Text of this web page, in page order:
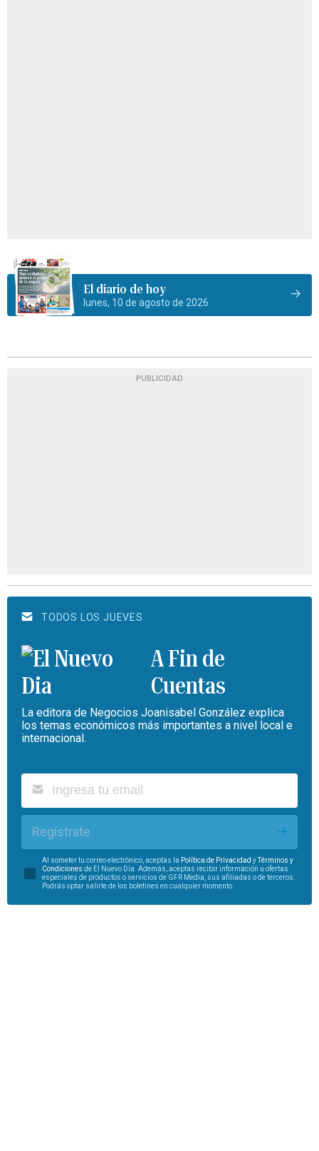
El diario de hoy
lunes, 10 de agosto de 2026
PUBLICIDAD
TODOS LOS JUEVES
A Fin de
Cuentas
La editora de Negocios Joanisabel González explica
los temas económicos más importantes a nivel local e
internacional.
Regístrate
Al someter tu correo electrónico, aceptas la Política de Privacidad yTérminos y
Condiciones de El Nuevo Día. Además, aceptas recibir información u ofertas
especiales de productos o servicios de GFR Media, sus afiliadas o de terceros.
Podrás optar salirte de los boletines en cualquier momento.